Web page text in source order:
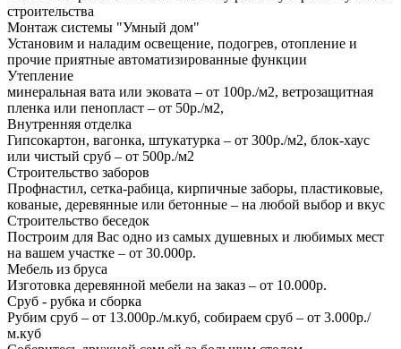
строительства
Монтаж системы "Умный дом"
Установим и наладим освещение, подогрев, отопление и
прочие приятные автоматизированные функции
Утепление
минеральная вата или эковата – от 100р./м2, ветрозащитная
пленка или пенопласт – от 50р./м2,
Внутренняя отделка
Гипсокартон, вагонка, штукатурка – от 300р./м2, блок-хаус
или чистый сруб – от 500р./м2
Строительство заборов
Профнастил, сетка-рабица, кирпичные заборы, пластиковые,
кованые, деревянные или бетонные – на любой выбор и вкус
Строительство беседок
Построим для Вас одно из самых душевных и любимых мест
на вашем участке – от 30.000р.
Мебель из бруса
Изготовка деревянной мебели на заказ – от 10.000р.
Сруб - рубка и сборка
Рубим сруб – от 13.000р./м.куб, собираем сруб – от 3.000р./
м.куб